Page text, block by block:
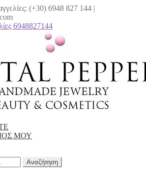
(+30) 6948 827 144 |
6948827144
ΜΟΥ
Αναζήτηση